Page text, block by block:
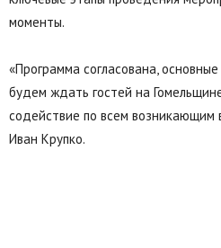
моменты.
«Программа согласована,
будем ждать гостей на
содействие по всем возникающим
Иван Крупко.